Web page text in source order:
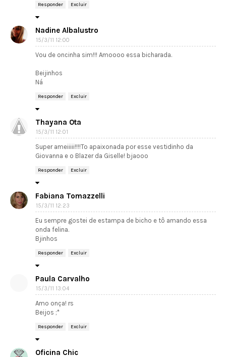
Responder Excluir
Nadine Albalustro
15/3/11 12:00
Vou de oncinha sim!!! Amoooo essa bicharada.
Beijinhos
Ná
Responder Excluir
Thayana Ota
15/3/11 12:01
Super ameiiiii!!!!To apaixonada por esse vestidinho da
Giovanna e o Blazer da Giselle! bjaooo
Responder Excluir
Fabiana Tomazzelli
15/3/11 12:23
Eu sempre gostei de estampa de bicho e tô amando essa
onda felina.
Bjinhos
Responder Excluir
Paula Carvalho
15/3/11 13:04
Amo onça! rs
Beijos ;*
Responder Excluir
Oficina Chic